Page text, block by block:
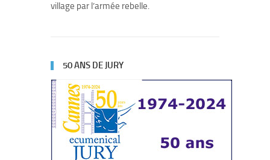
village par l’armée rebelle.
50 ANS DE JURY